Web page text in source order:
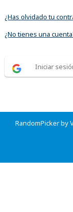
¿Has olvidado tu
¿No tienes una
Iniciar
RandomPicker by